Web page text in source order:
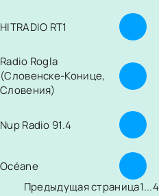
HITRADIO RT1
Radio Rogla
(Словенске-Конице,
Словения)
Nup Radio 91.4
Océane
Предыдущая страница1...4